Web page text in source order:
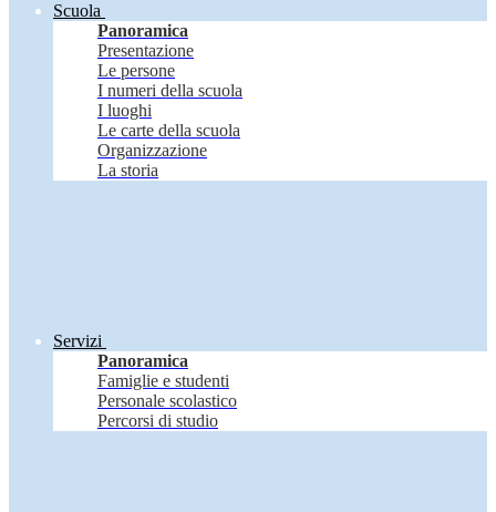
Scuola
Panoramica
Presentazione
Le persone
I numeri della scuola
I luoghi
Le carte della scuola
Organizzazione
La storia
Servizi
Panoramica
Famiglie e studenti
Personale scolastico
Percorsi di studio